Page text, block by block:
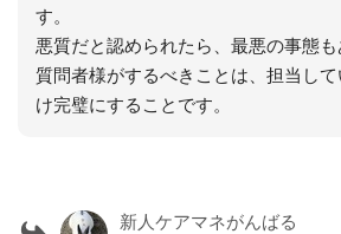
す。
悪質だと認められたら、最悪の事態も
質問者様がするべきことは、担当し
け完璧にすることです。
新人ケアマネがんばる